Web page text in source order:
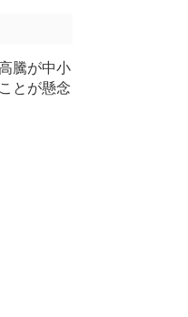
騰が中小
とが懸念